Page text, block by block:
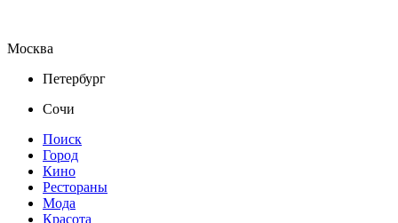
Москва
Петербург
Сочи
Поиск
Город
Кино
Рестораны
Мода
Красота